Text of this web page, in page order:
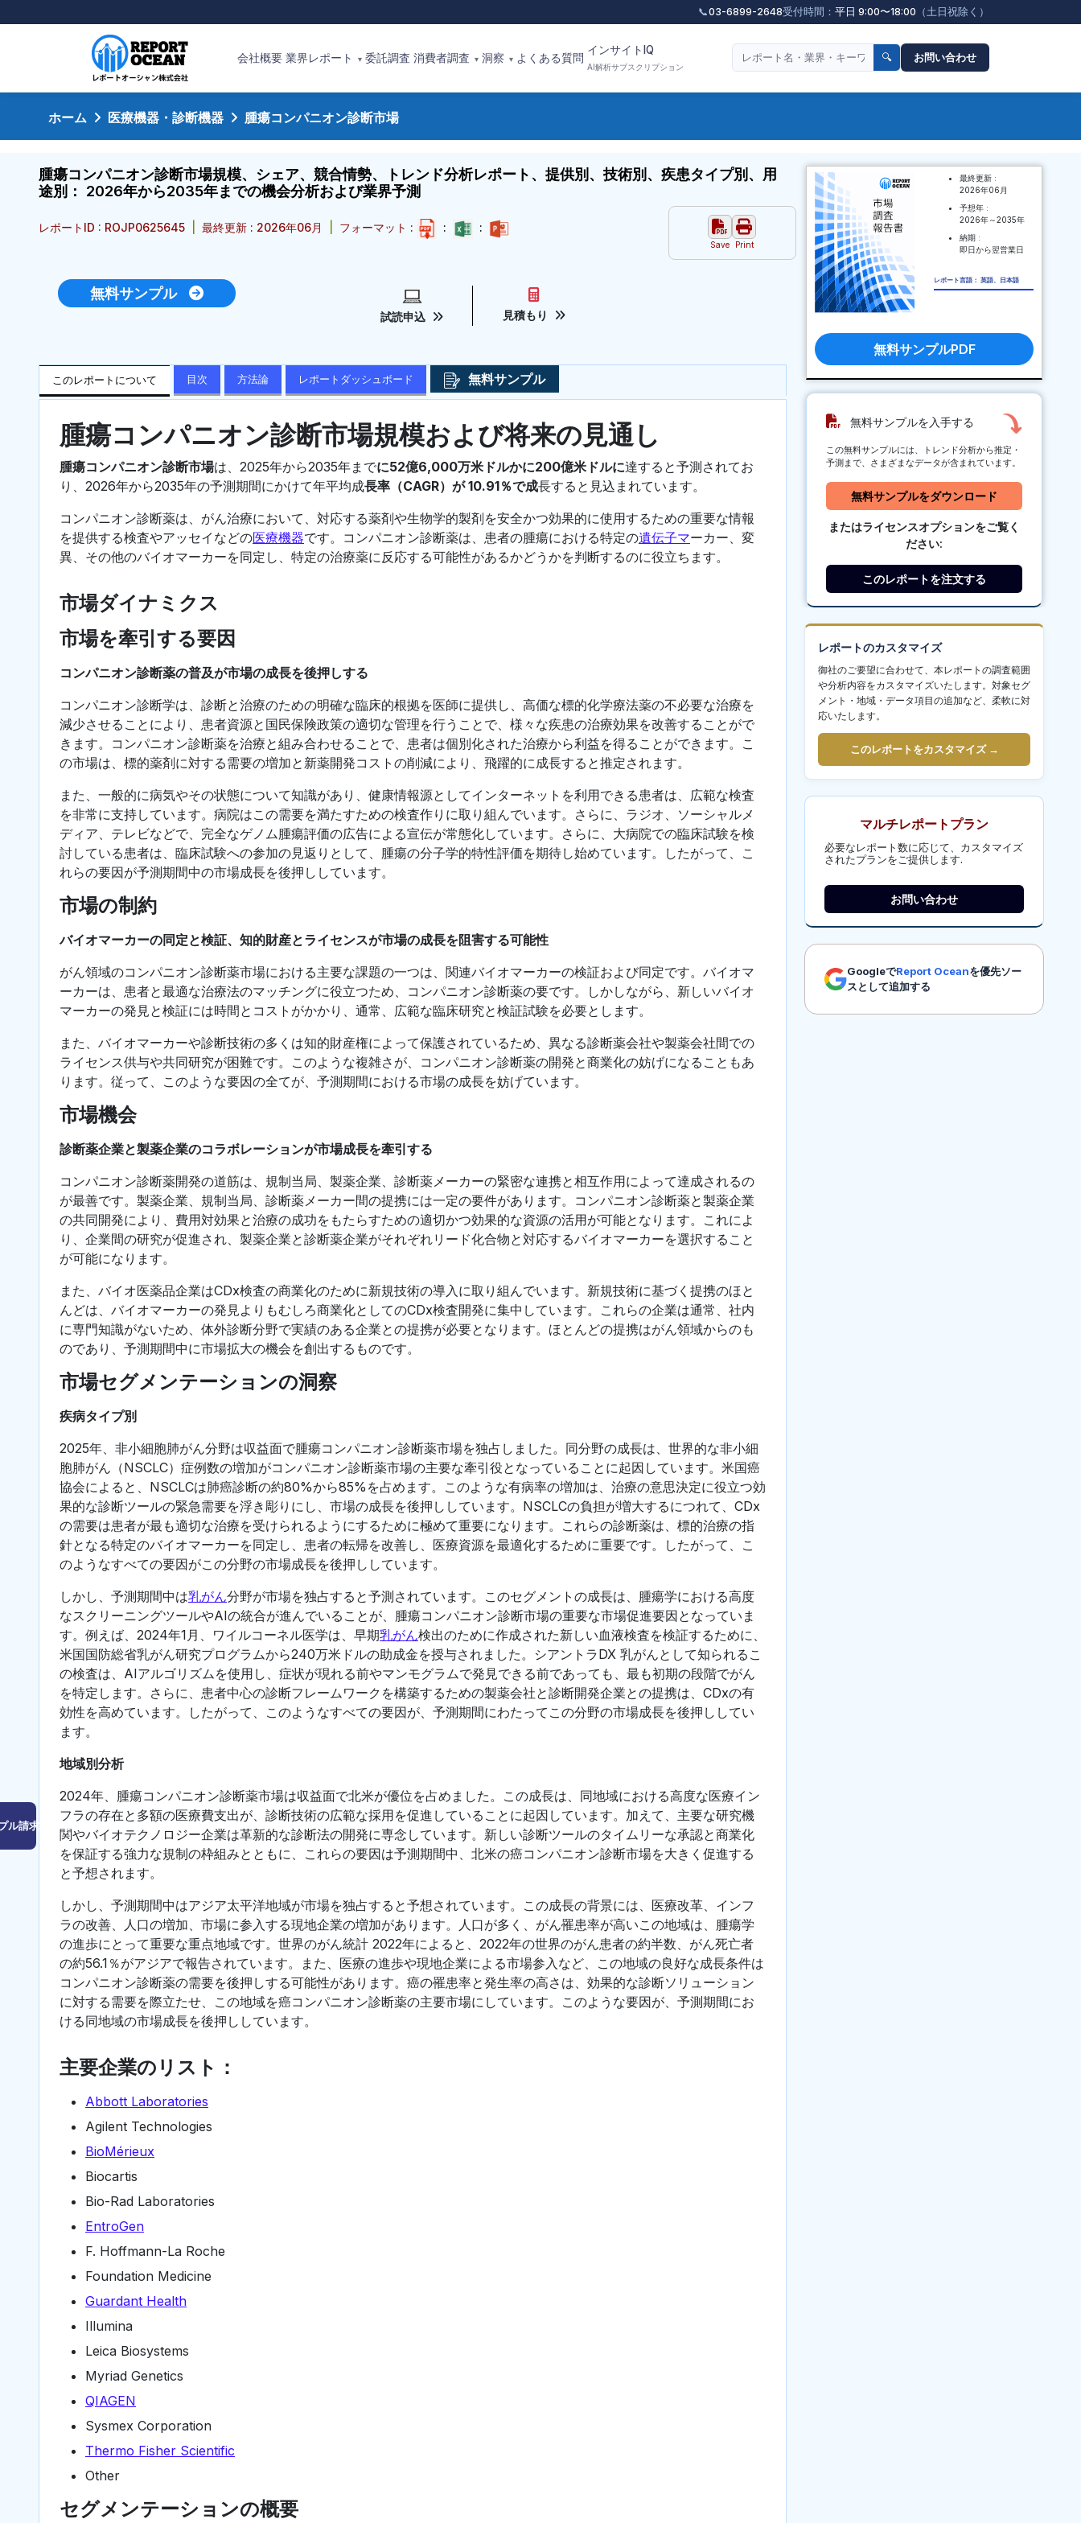
📞03-6899-2648受付時間： 平日 9:00〜18:00 （土日祝除く）
会社概要 業界レポート ▾ 委託調査 消費者調査 ▾ 洞察 ▾ よくある質問
インサイトIQ
AI解析サブスクリプション
🔍 お問い合わせ
ホーム 医療機器・診断機器 腫瘍コンパニオン診断市場
ル請求はこちら
腫瘍コンパニオン診断市場規模、シェア、競合情勢、トレンド分析レポート、提供別、技術別、疾患タイプ別、用
途別： 2026年から2035年までの機会分析および業界予測
レポートID : ROJP0625645 最終更新 : 2026年06月 フォーマット : : :
Save Print
無料サンプル
試読申込 見積もり
このレポートについて 目次 方法論 レポートダッシュボード 無料サンプル
腫瘍コンパニオン診断市場規模および将来の見通し
腫瘍コンパニオン診断市場は、2025年から2035年までに52億6,000万米ドルかに200億米ドルに達すると予測されてお
り、2026年から2035年の予測期間にかけて年平均成長率（CAGR）が 10.91％で成長すると見込まれています。
コンパニオン診断薬は、がん治療において、対応する薬剤や生物学的製剤を安全かつ効果的に使用するための重要な情報
を提供する検査やアッセイなどの医療機器です。コンパニオン診断薬は、患者の腫瘍における特定の遺伝子マーカー、変
異、その他のバイオマーカーを同定し、特定の治療薬に反応する可能性があるかどうかを判断するのに役立ちます。
市場ダイナミクス
市場を牽引する要因
コンパニオン診断薬の普及が市場の成長を後押しする
コンパニオン診断学は、診断と治療のための明確な臨床的根拠を医師に提供し、高価な標的化学療法薬の不必要な治療を
減少させることにより、患者資源と国民保険政策の適切な管理を行うことで、様々な疾患の治療効果を改善することがで
きます。コンパニオン診断薬を治療と組み合わせることで、患者は個別化された治療から利益を得ることができます。こ
の市場は、標的薬剤に対する需要の増加と新薬開発コストの削減により、飛躍的に成長すると推定されます。
また、一般的に病気やその状態について知識があり、健康情報源としてインターネットを利用できる患者は、広範な検査
を非常に支持しています。病院はこの需要を満たすための検査作りに取り組んでいます。さらに、ラジオ、ソーシャルメ
ディア、テレビなどで、完全なゲノム腫瘍評価の広告による宣伝が常態化しています。さらに、大病院での臨床試験を検
討している患者は、臨床試験への参加の見返りとして、腫瘍の分子学的特性評価を期待し始めています。したがって、こ
れらの要因が予測期間中の市場成長を後押ししています。
市場の制約
バイオマーカーの同定と検証、知的財産とライセンスが市場の成長を阻害する可能性
がん領域のコンパニオン診断薬市場における主要な課題の一つは、関連バイオマーカーの検証および同定です。バイオマ
ーカーは、患者と最適な治療法のマッチングに役立つため、コンパニオン診断薬の要です。しかしながら、新しいバイオ
マーカーの発見と検証には時間とコストがかかり、通常、広範な臨床研究と検証試験を必要とします。
また、バイオマーカーや診断技術の多くは知的財産権によって保護されているため、異なる診断薬会社や製薬会社間での
ライセンス供与や共同研究が困難です。このような複雑さが、コンパニオン診断薬の開発と商業化の妨げになることもあ
ります。従って、このような要因の全てが、予測期間における市場の成長を妨げています。
市場機会
診断薬企業と製薬企業のコラボレーションが市場成長を牽引する
コンパニオン診断薬開発の道筋は、規制当局、製薬企業、診断薬メーカーの緊密な連携と相互作用によって達成されるの
が最善です。製薬企業、規制当局、診断薬メーカー間の提携には一定の要件があります。コンパニオン診断薬と製薬企業
の共同開発により、費用対効果と治療の成功をもたらすための適切かつ効果的な資源の活用が可能となります。これによ
り、企業間の研究が促進され、製薬企業と診断薬企業がそれぞれリード化合物と対応するバイオマーカーを選択すること
が可能になります。
また、バイオ医薬品企業はCDx検査の商業化のために新規技術の導入に取り組んでいます。新規技術に基づく提携のほと
んどは、バイオマーカーの発見よりもむしろ商業化としてのCDx検査開発に集中しています。これらの企業は通常、社内
に専門知識がないため、体外診断分野で実績のある企業との提携が必要となります。ほとんどの提携はがん領域からのも
のであり、予測期間中に市場拡大の機会を創出するものです。
市場セグメンテーションの洞察
疾病タイプ別
2025年、非小細胞肺がん分野は収益面で腫瘍コンパニオン診断薬市場を独占しました。同分野の成長は、世界的な非小細
胞肺がん（NSCLC）症例数の増加がコンパニオン診断薬市場の主要な牽引役となっていることに起因しています。米国癌
協会によると、NSCLCは肺癌診断の約80%から85%を占めます。このような有病率の増加は、治療の意思決定に役立つ効
果的な診断ツールの緊急需要を浮き彫りにし、市場の成長を後押ししています。NSCLCの負担が増大するにつれて、CDx
の需要は患者が最も適切な治療を受けられるようにするために極めて重要になります。これらの診断薬は、標的治療の指
針となる特定のバイオマーカーを同定し、患者の転帰を改善し、医療資源を最適化するために重要です。したがって、こ
のようなすべての要因がこの分野の市場成長を後押ししています。
しかし、予測期間中は乳がん分野が市場を独占すると予測されています。このセグメントの成長は、腫瘍学における高度
なスクリーニングツールやAIの統合が進んでいることが、腫瘍コンパニオン診断市場の重要な市場促進要因となっていま
す。例えば、2024年1月、ワイルコーネル医学は、早期乳がん検出のために作成された新しい血液検査を検証するために、
米国国防総省乳がん研究プログラムから240万米ドルの助成金を授与されました。シアントラDX 乳がんとして知られるこ
の検査は、AIアルゴリズムを使用し、症状が現れる前やマンモグラムで発見できる前であっても、最も初期の段階でがん
を特定します。さらに、患者中心の診断フレームワークを構築するための製薬会社と診断開発企業との提携は、CDxの有
効性を高めています。したがって、このようなすべての要因が、予測期間にわたってこの分野の市場成長を後押ししてい
ます。
地域別分析
2024年、腫瘍コンパニオン診断薬市場は収益面で北米が優位を占めました。この成長は、同地域における高度な医療イン
フラの存在と多額の医療費支出が、診断技術の広範な採用を促進していることに起因しています。加えて、主要な研究機
関やバイオテクノロジー企業は革新的な診断法の開発に専念しています。新しい診断ツールのタイムリーな承認と商業化
を保証する強力な規制の枠組みとともに、これらの要因は予測期間中、北米の癌コンパニオン診断市場を大きく促進する
と予想されます。
しかし、予測期間中はアジア太平洋地域が市場を独占すると予想されています。この成長の背景には、医療改革、インフ
ラの改善、人口の増加、市場に参入する現地企業の増加があります。人口が多く、がん罹患率が高いこの地域は、腫瘍学
の進歩にとって重要な重点地域です。世界のがん統計 2022年によると、2022年の世界のがん患者の約半数、がん死亡者
の約56.1％がアジアで報告されています。また、医療の進歩や現地企業による市場参入など、この地域の良好な成長条件は
コンパニオン診断薬の需要を後押しする可能性があります。癌の罹患率と発生率の高さは、効果的な診断ソリューション
に対する需要を際立たせ、この地域を癌コンパニオン診断薬の主要市場にしています。このような要因が、予測期間にお
ける同地域の市場成長を後押ししています。
主要企業のリスト：
Abbott Laboratories
Agilent Technologies
BioMérieux
Biocartis
Bio-Rad Laboratories
EntroGen
F. Hoffmann-La Roche
Foundation Medicine
Guardant Health
Illumina
Leica Biosystems
Myriad Genetics
QIAGEN
Sysmex Corporation
Thermo Fisher Scientific
Other
セグメンテーションの概要
最終更新 :
2026年06月
予想年 :
2026年～2035年
納期 :
即日から翌営業日
レポート言語： 英語、日本語
無料サンプルPDF
無料サンプルを入手する
この無料サンプルには、トレンド分析から推定・
予測まで、さまざまなデータが含まれています。
無料サンプルをダウンロード
またはライセンスオプションをご覧く
ださい:
このレポートを注文する
レポートのカスタマイズ
御社のご要望に合わせて、本レポートの調査範囲
や分析内容をカスタマイズいたします。対象セグ
メント・地域・データ項目の追加など、柔軟に対
応いたします。
このレポートをカスタマイズ →
マルチレポートプラン
必要なレポート数に応じて、カスタマイズ
されたプランをご提供します.
お問い合わせ
GoogleでReport Oceanを優先ソー
スとして追加する